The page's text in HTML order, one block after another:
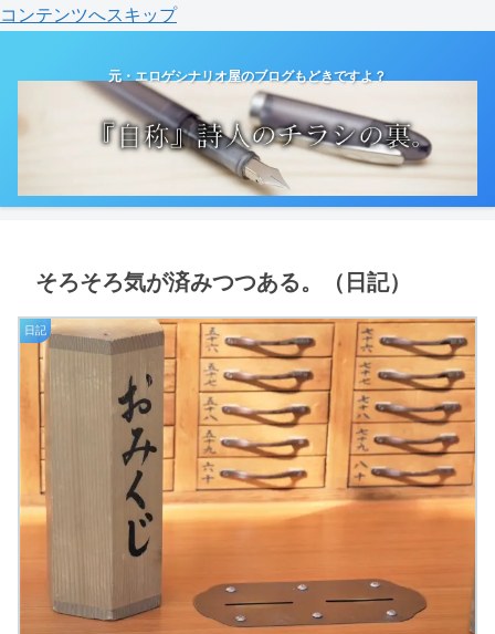
コンテンツへスキップ
元・エロゲシナリオ屋のブログもどきですよ？
そろそろ気が済みつつある。（日記）
日記